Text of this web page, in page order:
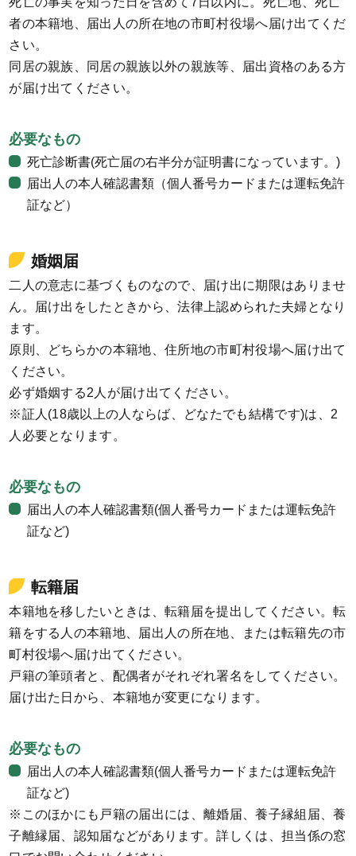
者の本籍地、届出人の所在地の市町村役場へ届け出てくだ
さい。
同居の親族、同居の親族以外の親族等、届出資格のある方
が届け出てください。
必要なもの
死亡診断書(死亡届の右半分が証明書になっています。)
届出人の本人確認書類（個人番号カードまたは運転免許
証など）
婚姻届
二人の意志に基づくものなので、届け出に期限はありませ
ん。届け出をしたときから、法律上認められた夫婦となり
ます。
原則、どちらかの本籍地、住所地の市町村役場へ届け出て
ください。
必ず婚姻する2人が届け出てください。
※証人(18歳以上の人ならば、どなたでも結構です)は、2
人必要となります。
必要なもの
届出人の本人確認書類(個人番号カードまたは運転免許
証など)
転籍届
本籍地を移したいときは、転籍届を提出してください。転
籍をする人の本籍地、届出人の所在地、または転籍先の市
町村役場へ届け出てください。
戸籍の筆頭者と、配偶者がそれぞれ署名をしてください。
届け出た日から、本籍地が変更になります。
必要なもの
届出人の本人確認書類(個人番号カードまたは運転免許
証など)
※このほかにも戸籍の届出には、離婚届、養子縁組届、養
子離縁届、認知届などがあります。詳しくは、担当係の窓